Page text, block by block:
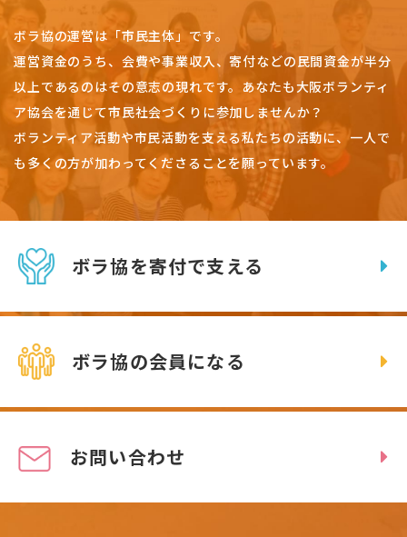
ボラ協の運営は「市民主体」です。
運営資金のうち、会費や事業収入、寄付などの民間資金が半分
以上であるのはその意志の現れです。 あなたも大阪ボランティ
ア協会を通じて市民社会づくりに参加しませんか？
ボランティア活動や市民活動を支える私たちの活動に、一人で
も多くの方が加わってくださることを願っています。
ボラ協を寄付で支える
ボラ協の会員になる
お問い合わせ